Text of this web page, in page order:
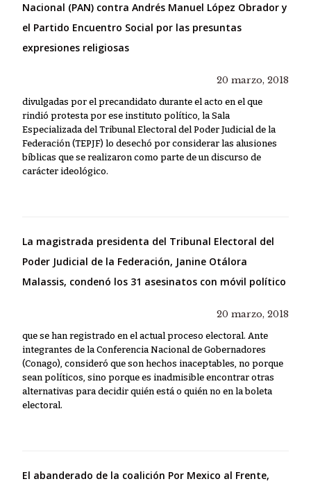
Nacional (PAN) contra Andrés Manuel López Obrador y
el Partido Encuentro Social por las presuntas
expresiones religiosas
20 marzo, 2018
divulgadas por el precandidato durante el acto en el que
rindió protesta por ese instituto político, la Sala
Especializada del Tribunal Electoral del Poder Judicial de la
Federación (TEPJF) lo desechó por considerar las alusiones
bíblicas que se realizaron como parte de un discurso de
carácter ideológico.
La magistrada presidenta del Tribunal Electoral del
Poder Judicial de la Federación, Janine Otálora
Malassis, condenó los 31 asesinatos con móvil político
20 marzo, 2018
que se han registrado en el actual proceso electoral. Ante
integrantes de la Conferencia Nacional de Gobernadores
(Conago), consideró que son hechos inaceptables, no porque
sean políticos, sino porque es inadmisible encontrar otras
alternativas para decidir quién está o quién no en la boleta
electoral.
El abanderado de la coalición Por Mexico al Frente,